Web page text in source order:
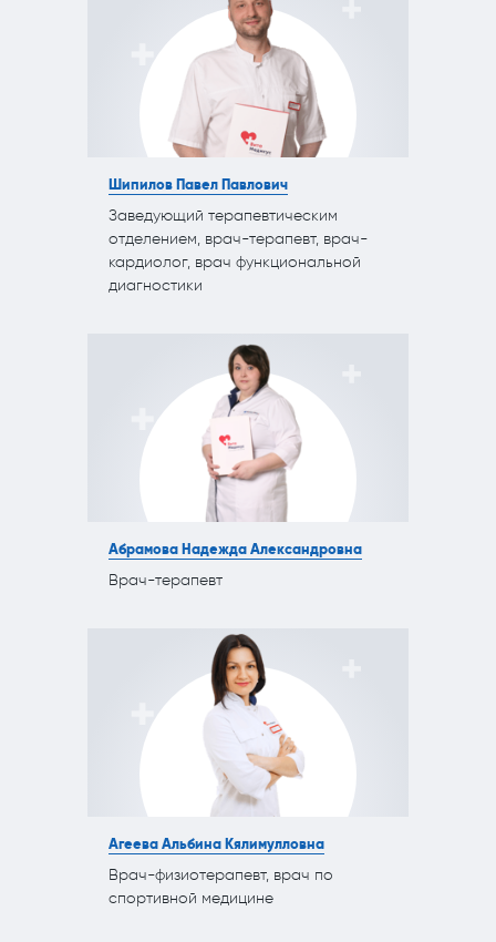
Шипилов Павел Павлович
Заведующий терапевтическим
отделением, врач-терапевт, врач-
кардиолог, врач функциональной
диагностики
Абрамова Надежда Александровна
Врач-терапевт
Агеева Альбина Кялимулловна
Врач-физиотерапевт, врач по
спортивной медицине